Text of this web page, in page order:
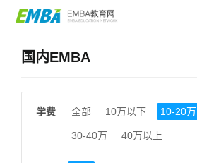
国内EMBA
学费 全部 10万以下 10-20万
30-40万 40万以上